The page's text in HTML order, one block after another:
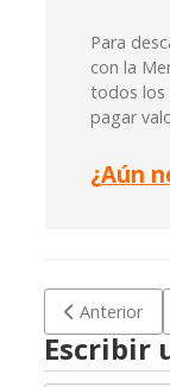
Para
con la
todos los
pagar
¿Aún
Artículo
Anterior
Escribir